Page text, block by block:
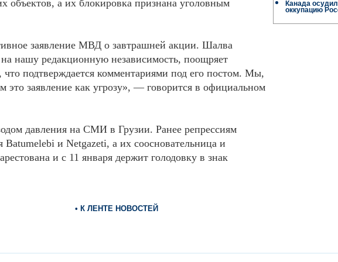
объектов, а их блокировка признана уголовным
заявление МВД о завтрашней акции. Шалва
нашу редакционную независимость, поощряет
подтверждается комментариями под его постом. Мы,
это заявление как угрозу», — говорится в официальном
давления на СМИ в Грузии. Ранее репрессиям
Batumelebi и Netgazeti, а их соосновательница и
и с 11 января держит голодовку в знак
• К ЛЕНТЕ НОВОСТЕЙ
Канада
оккупацию